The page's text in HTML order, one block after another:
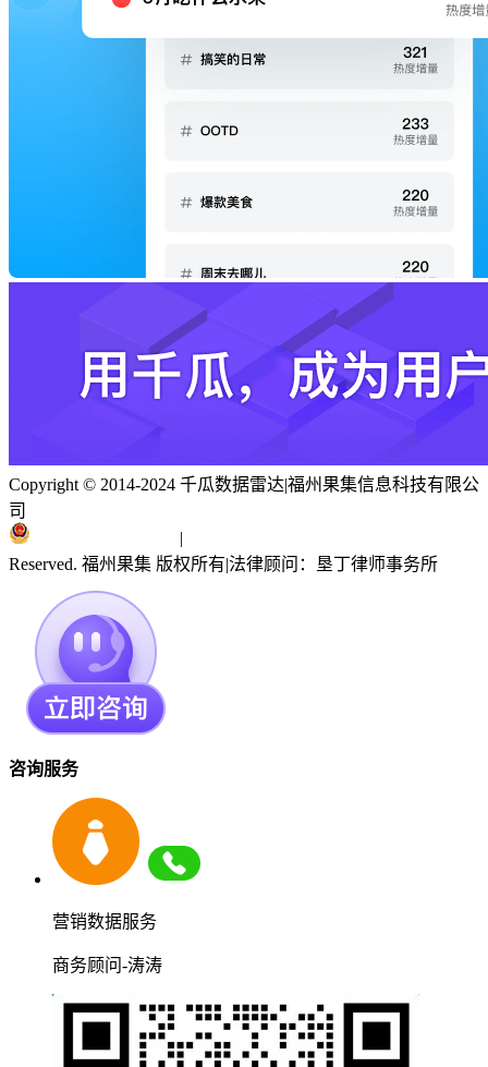
Copyright © 2014-2024 千瓜数据雷达|福州果集信息科技有限公
司
|
Reserved. 福州果集 版权所有|法律顾问：垦丁律师事务所
咨询服务
营销数据服务
商务顾问-涛涛